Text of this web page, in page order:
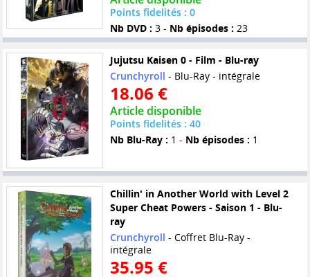
Points fidelités : 0
Nb DVD : 3 - Nb épisodes : 23
Jujutsu Kaisen 0 - Film - Blu-ray
Crunchyroll - Blu-Ray - intégrale
18.06 €
Article disponible
Points fidelités : 40
Nb Blu-Ray : 1 - Nb épisodes : 1
Chillin' in Another World with Level 2
Super Cheat Powers - Saison 1 - Blu-
ray
Crunchyroll - Coffret Blu-Ray -
intégrale
35.95 €